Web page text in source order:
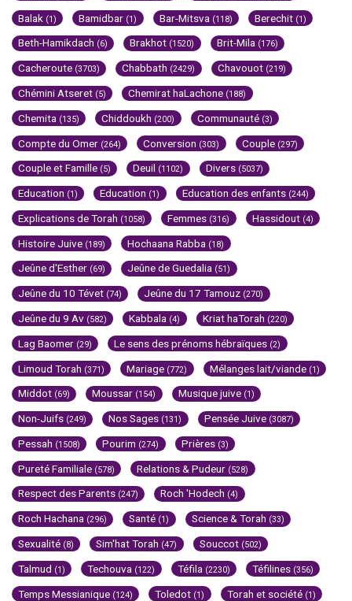
Balak (1) Bamidbar (1) Bar-Mitsva (118) Berechit (1)
Beth-Hamikdach (6) Brakhot (1520) Brit-Mila (176)
Cacheroute (3703) Chabbath (2429) Chavouot (219)
Chémini Atseret (5) Chemirat haLachone (188)
Chemita (135) Chiddoukh (200) Communauté (3)
Compte du Omer (264) Conversion (303) Couple (297)
Couple et Famille (5) Deuil (1102) Divers (5037)
Education (1) Education (1) Education des enfants (244)
Explications de Torah (1058) Femmes (316) Hassidout (4)
Histoire Juive (189) Hochaana Rabba (18)
Jeûne d'Esther (69) Jeûne de Guedalia (51)
Jeûne du 10 Tévet (74) Jeûne du 17 Tamouz (270)
Jeûne du 9 Av (582) Kabbala (4) Kriat haTorah (220)
Lag Baomer (29) Le sens des prénoms hébraïques (2)
Limoud Torah (371) Mariage (772) Mélanges lait/viande (1)
Middot (69) Moussar (154) Musique juive (1)
Non-Juifs (249) Nos Sages (131) Pensée Juive (3087)
Pessah (1508) Pourim (274) Prières (3)
Pureté Familiale (578) Relations & Pudeur (528)
Respect des Parents (247) Roch 'Hodech (4)
Roch Hachana (296) Santé (1) Science & Torah (33)
Sexualité (8) Sim'hat Torah (47) Souccot (502)
Talmud (1) Techouva (122) Téfila (2230) Téfilines (356)
Temps Messianique (124) Toledot (1) Torah et société (1)